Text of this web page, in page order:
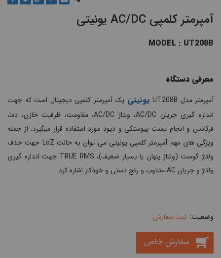
آمپرمتر کلمپی AC/DC یونیتی
MODEL : UT208B
معرفی دستگاه
آمپرمتر مدل UT208B یونیتی یک آمپرمتر کلمپی دیجیتال است که جهت
اندازه گیری جریان AC/DC، ولتاژ AC/DC، مقاومت، ظرفیت خازن، دما،
فرکانس و انجام تست پیوستگی و دیود مورد استفاده قرار میگیرد. از جمله
ویژگی های مهم آمپرمتر کلمپی یونیتی می توان به حالت LoZ جهت حذف
ولتاژ گوست (ولتاژ پنهان یا بسیار ضعیف)، TRUE RMS جهت اندازه گیری
ولتاژ و جریان AC متناوب و رنج دستی و خودکار اشاره کرد.
ثبت سفارش
سفارش خاص